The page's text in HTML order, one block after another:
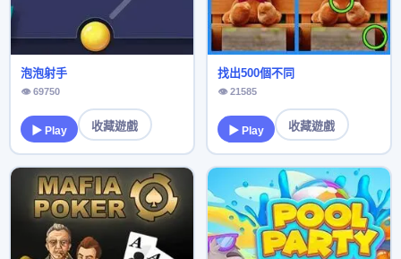
泡泡射手
👁 69750
▶ Play 收藏遊戲
找出500個不同
👁 21585
▶ Play 收藏遊戲